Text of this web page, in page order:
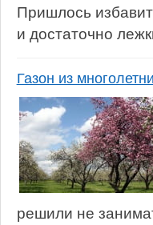
Пришлось
и достаточно
Газон из
решили не